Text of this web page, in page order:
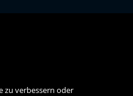
zu verbessern oder